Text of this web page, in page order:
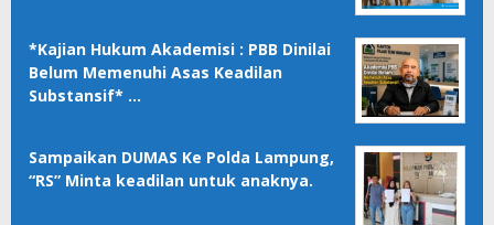
*Kajian Hukum Akademisi : PBB Dinilai
Belum Memenuhi Asas Keadilan
Substansif* …
Sampaikan DUMAS Ke Polda Lampung,
“RS” Minta keadilan untuk anaknya.